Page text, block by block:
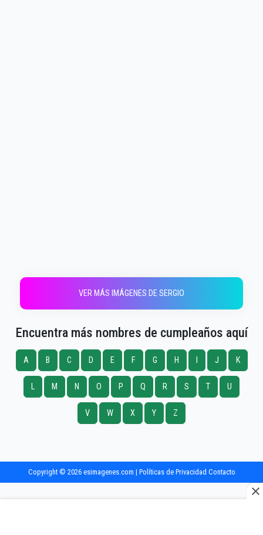
VER MÁS IMÁGENES DE SERGIO
Encuentra más nombres de cumpleaños aquí
A B C D E F G H J K
L M N O P Q R S T U
V W X Y Z
Copyright © 2026 esimagenes.com | Políticas de Privacidad Contacto